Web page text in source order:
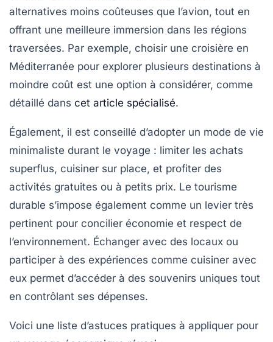
alternatives moins coûteuses que l’avion, tout en
offrant une meilleure immersion dans les régions
traversées. Par exemple, choisir une croisière en
Méditerranée pour explorer plusieurs destinations à
moindre coût est une option à considérer, comme
détaillé dans cet article spécialisé.
Également, il est conseillé d’adopter un mode de vie
minimaliste durant le voyage : limiter les achats
superflus, cuisiner sur place, et profiter des
activités gratuites ou à petits prix. Le tourisme
durable s’impose également comme un levier très
pertinent pour concilier économie et respect de
l’environnement. Échanger avec des locaux ou
participer à des expériences comme cuisiner avec
eux permet d’accéder à des souvenirs uniques tout
en contrôlant ses dépenses.
Voici une liste d’astuces pratiques à appliquer pour